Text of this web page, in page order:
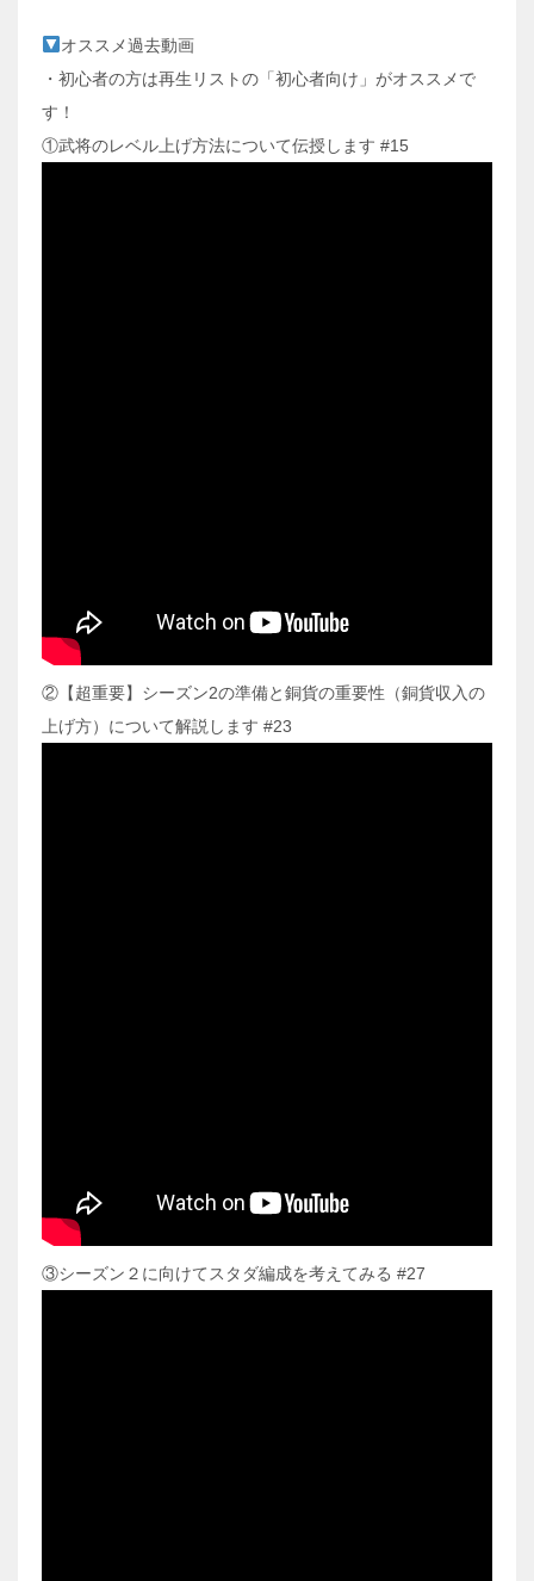
オススメ過去動画
・初心者の方は再生リストの「初心者向け」がオススメで
す！
①武将のレベル上げ方法について伝授します #15
②【超重要】シーズン2の準備と銅貨の重要性（銅貨収入の
上げ方）について解説します #23
③シーズン２に向けてスタダ編成を考えてみる #27